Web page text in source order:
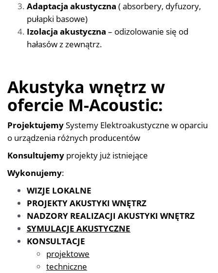
Adaptacja akustyczna ( absorbery, dyfuzory,
pułapki basowe)
Izolacja akustyczna – odizolowanie się od
hałasów z zewnątrz.
Akustyka wnętrz w
ofercie M-Acoustic:
ProjektujemySystemy Elektroakustyczne w oparciu
o urządzenia różnych producentów
Konsultujemy projekty już istniejące
Wykonujemy:
WIZJE LOKALNE
PROJEKTY AKUSTYKI WNĘTRZ
NADZORY REALIZACJI AKUSTYKI WNĘTRZ
SYMULACJE AKUSTYCZNE
KONSULTACJE
projektowe
techniczne